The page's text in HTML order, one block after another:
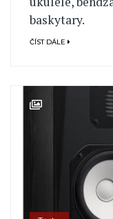
baskytary.
ČÍST DÁLE